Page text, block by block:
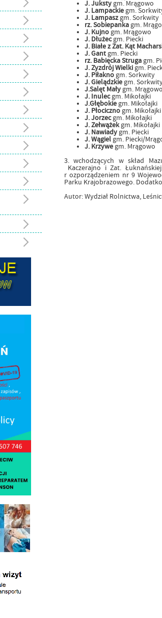
J. Jukstygm. Mrągowo
J. Lampackiegm.
J. Lampaszgm. Sorkwity
rz. Sobiepankagm.
J. Kujnogm. Mrągowo
J. Dłużecgm. Piecki
J. Białe z Zat. Kąt
J. Gantgm. Piecki
rz. Babięcka Strugagm.
J. Zyzdrój Wielkigm.
J. Piłaknogm. Sorkwity
J. Gielądzkiegm.
J.Salęt Małygm. Mrągowo
J. Inulecgm. Mikołajki
J.Głębokiegm. Mikołajki
J. Płocicznogm. Mikołajki
J. Jorzecgm. Mikołajki
J. Zełwążekgm. Mikołajki
J. Nawiadygm. Piecki
J. Wągielgm. Piecki/
J. Krzywegm. Mrągowo
3. wchodzących w skład
Kaczerajno i Zat.
r ozporządzeniem nr 9
Parku Krajobrazowego.
Autor: Wydział Rolnictwa,